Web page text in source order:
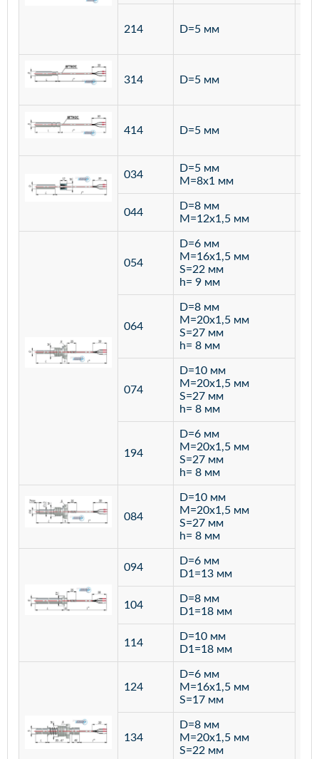
214 D=5 мм
314 D=5 мм
414 D=5 мм
034
D=5 мм
M=8х1 мм
044
D=8 мм
M=12х1,5 мм
054
D=6 мм
M=16х1,5 мм
S=22 мм
h= 9 мм
064
D=8 мм
M=20х1,5 мм
S=27 мм
h= 8 мм
074
D=10 мм
M=20х1,5 мм
S=27 мм
h= 8 мм
194
D=6 мм
M=20х1,5 мм
S=27 мм
h= 8 мм
084
D=10 мм
M=20х1,5 мм
S=27 мм
h= 8 мм
094
D=6 мм
D1=13 мм
104
D=8 мм
D1=18 мм
114
D=10 мм
D1=18 мм
124
D=6 мм
M=16х1,5 мм
S=17 мм
134
D=8 мм
M=20х1,5 мм
S=22 мм